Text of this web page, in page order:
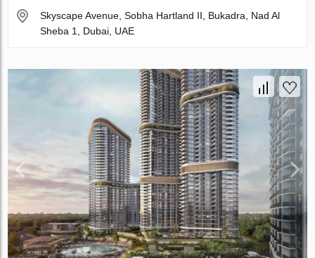
Skyscape Avenue, Sobha Hartland II, Bukadra, Nad Al
Sheba 1, Dubai, UAE